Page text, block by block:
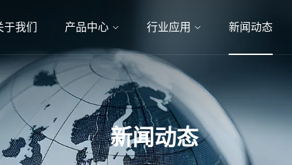
于我们 产品中心 行业应用 新闻动态
新闻动态